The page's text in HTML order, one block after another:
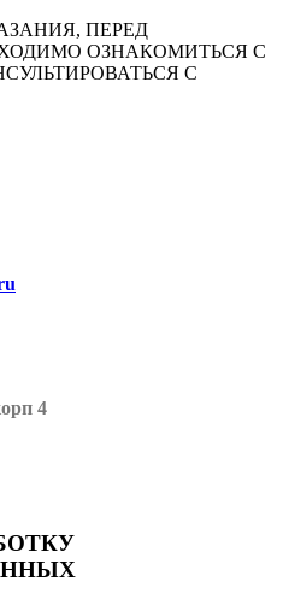
ПЕРЕД
ОЗНАКОМИТЬСЯ С
С
4